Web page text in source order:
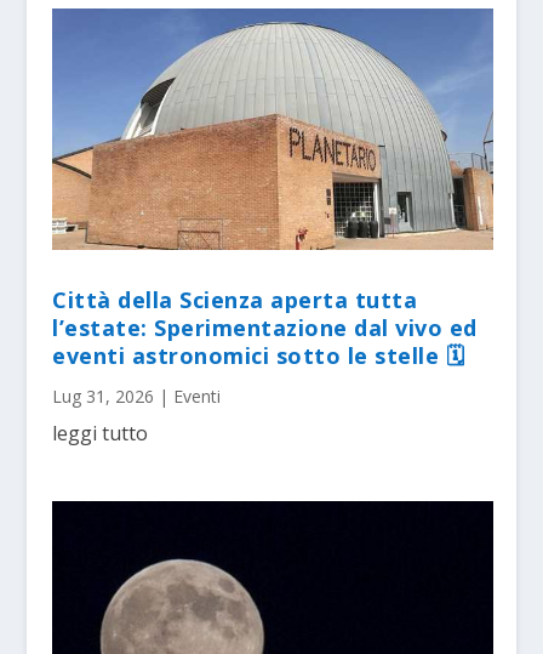
Città della Scienza aperta tutta
l’estate: Sperimentazione dal vivo ed
eventi astronomici sotto le stelle 🗓
Lug 31, 2026 | Eventi
leggi tutto